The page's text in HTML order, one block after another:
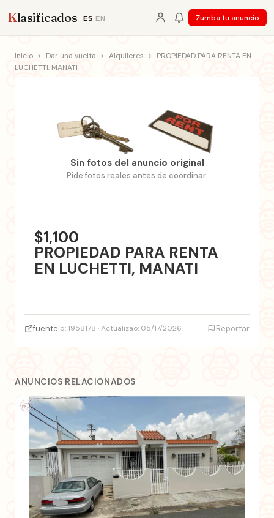
Klasificados ES| EN Zumba tu anuncio
Inicio > Dar una vuelta > Alquileres >
PROPIEDAD PARA RENTA EN
LUCHETTI, MANATI
Sin fotos del anuncio original
Pide fotos reales antes de coordinar.
$1,100
PROPIEDAD PARA RENTA
EN LUCHETTI, MANATI
fuenteid: 1958178 · Actualizao: 05/17/2026 Reportar
ANUNCIOS RELACIONADOS